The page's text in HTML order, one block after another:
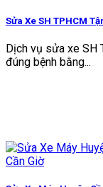
Sửa Xe SH TPHCM
Dịch vụ sửa xe SH
đúng bệnh bằng...